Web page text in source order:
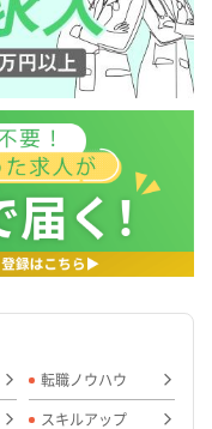
転職ノウハウ
スキルアップ